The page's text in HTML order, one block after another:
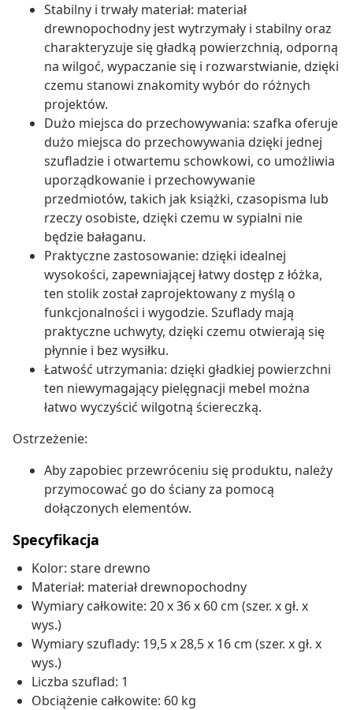
Stabilny i trwały materiał: materiał
drewnopochodny jest wytrzymały i stabilny oraz
charakteryzuje się gładką powierzchnią, odporną
na wilgoć, wypaczanie się i rozwarstwianie, dzięki
czemu stanowi znakomity wybór do różnych
projektów.
Dużo miejsca do przechowywania: szafka oferuje
dużo miejsca do przechowywania dzięki jednej
szufladzie i otwartemu schowkowi, co umożliwia
uporządkowanie i przechowywanie
przedmiotów, takich jak książki, czasopisma lub
rzeczy osobiste, dzięki czemu w sypialni nie
będzie bałaganu.
Praktyczne zastosowanie: dzięki idealnej
wysokości, zapewniającej łatwy dostęp z łóżka,
ten stolik został zaprojektowany z myślą o
funkcjonalności i wygodzie. Szuflady mają
praktyczne uchwyty, dzięki czemu otwierają się
płynnie i bez wysiłku.
Łatwość utrzymania: dzięki gładkiej powierzchni
ten niewymagający pielęgnacji mebel można
łatwo wyczyścić wilgotną ściereczką.
Ostrzeżenie:
Aby zapobiec przewróceniu się produktu, należy
przymocować go do ściany za pomocą
dołączonych elementów.
Specyfikacja
Kolor: stare drewno
Materiał: materiał drewnopochodny
Wymiary całkowite: 20 x 36 x 60 cm (szer. x gł. x
wys.)
Wymiary szuflady: 19,5 x 28,5 x 16 cm (szer. x gł. x
wys.)
Liczba szuflad: 1
Obciążenie całkowite: 60 kg